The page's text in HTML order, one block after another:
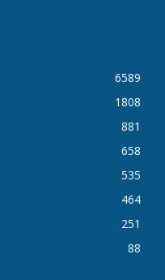
6589
1808
881
658
535
464
251
88